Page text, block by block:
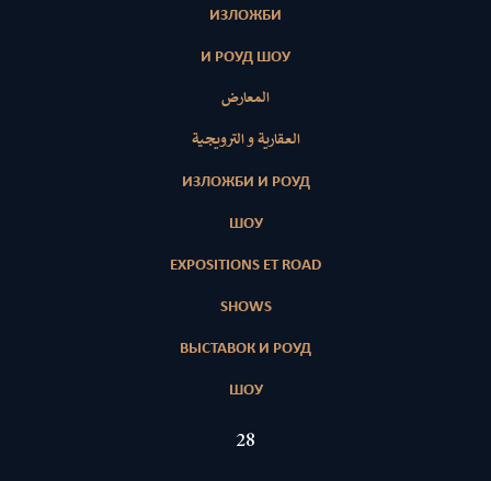
ИЗЛОЖБИ
И РОУД ШОУ
المعارض
العقارية و الترويجية
ИЗЛОЖБИ И РОУД
ШОУ
EXPOSITIONS ET ROAD
SHOWS
ВЫСТАВОК И РОУД
ШОУ
28